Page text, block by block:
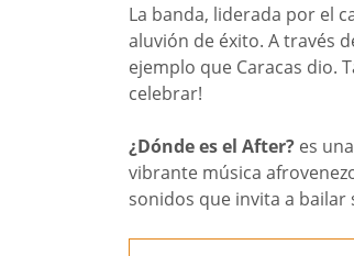
La banda, liderada por el
aluvión de éxito. A través
ejemplo que Caracas dio.
celebrar!
¿Dónde es el After? es
vibrante música
sonidos que invita a bailar